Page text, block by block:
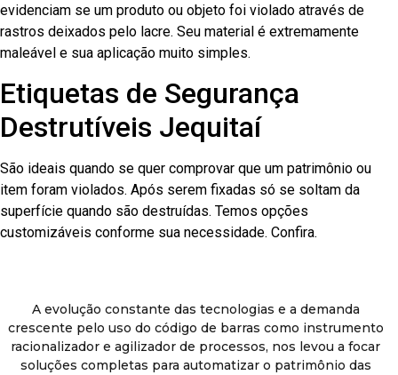
evidenciam se um produto ou objeto foi violado através de
rastros deixados pelo lacre. Seu material é extremamente
maleável e sua aplicação muito simples.
Etiquetas de Segurança
Destrutíveis Jequitaí
São ideais quando se quer comprovar que um patrimônio ou
item foram violados. Após serem fixadas só se soltam da
superfície quando são destruídas. Temos opções
customizáveis conforme sua necessidade. Confira.
A evolução constante das tecnologias e a demanda
crescente pelo uso do código de barras como instrumento
racionalizador e agilizador de processos, nos levou a focar
soluções completas para automatizar o patrimônio das